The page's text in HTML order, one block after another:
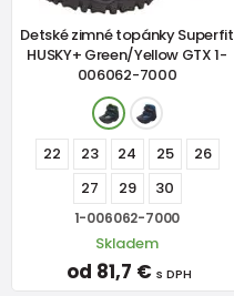
Detské zimné topánky Superfit
HUSKY+ Green/Yellow GTX 1-
006062-7000
22 23 24 25
26
27
29 30
1-006062-7000
Skladem
od 81,7 € s DPH